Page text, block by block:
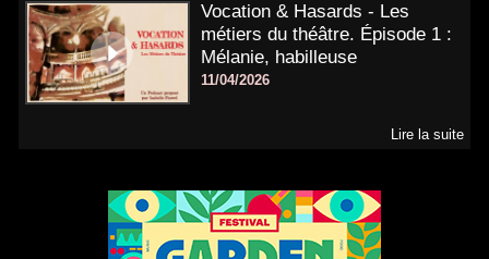
Vocation & Hasards - Les
métiers du théâtre. Épisode 1 :
Mélanie, habilleuse
11/04/2026
Lire la suite